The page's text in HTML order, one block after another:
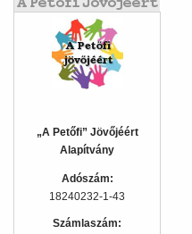
„A Petőfi” Jövőjéért
Alapítvány
Adószám:
18240232-1-43
Számlaszám: